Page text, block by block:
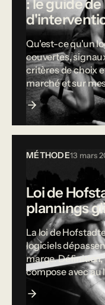
: le guide
Qu'est-ce qu'un
couvertes,
critères de choix
marché et sur
MÉTHODE13 mars
Loi de
plannings
La loi de
logiciels
marge.
compose avec